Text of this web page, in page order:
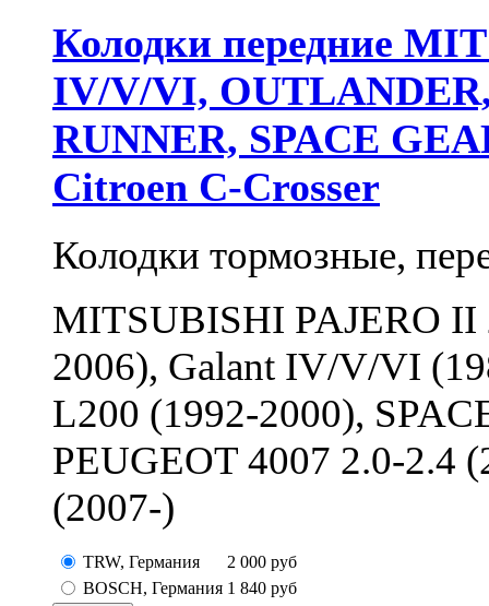
Колодки передние
IV/V/VI, OUTLANDER,
RUNNER, SPACE
Citroen C-Crosser
Колодки тормозные,
MITSUBISHI PAJERO II
2006), Galant IV/V/VI
L200 (1992-2000),
PEUGEOT 4007 2.0-2.4
(2007-)
TRW, Германия 2 000 руб
BOSCH, Германия 1 840 руб